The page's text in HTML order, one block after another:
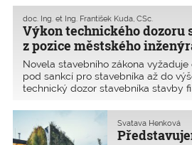
Výkon technického dozoru
z pozice městského
doc. Ing. et Ing. František Kuda, CSc.
Novela stavebního zákona vyžaduje
pod sankcí pro stavebníka až do
technický dozor stavebníka stavby
stanoviska MMR ČR k výkonu
a autorsk�
Svatava Henková